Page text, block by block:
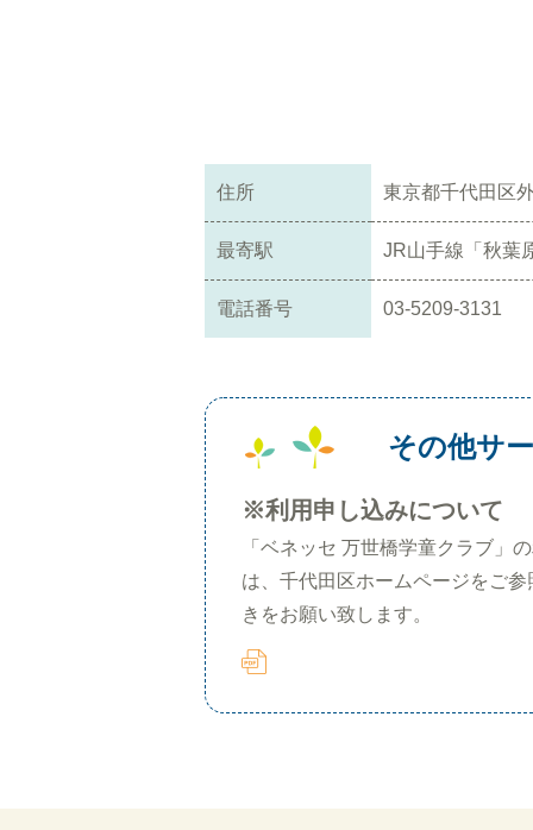
住所 東京都千代田区
最寄駅 JR山手線「秋葉
電話番号 03-5209-3131
その他サ
※利用申し込みについて
「ベネッセ 万世橋学童クラブ」
は、千代田区ホームページをご
きをお願い致します。